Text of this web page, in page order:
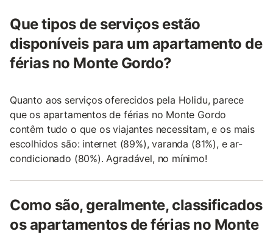
Que tipos de serviços estão
disponíveis para um apartamento de
férias no Monte Gordo?
Quanto aos serviços oferecidos pela Holidu, parece
que os apartamentos de férias no Monte Gordo
contêm tudo o que os viajantes necessitam, e os mais
escolhidos são: internet (89%), varanda (81%), e ar-
condicionado (80%). Agradável, no mínimo!
Como são, geralmente, classificados
os apartamentos de férias no Monte